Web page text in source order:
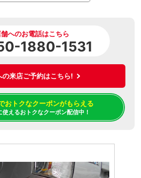
舗へのお電話はこちら
1880-1531
の来店ご予約はこちら!
おトクなクーポンがもらえる
使えるおトクなクーポン配信中！